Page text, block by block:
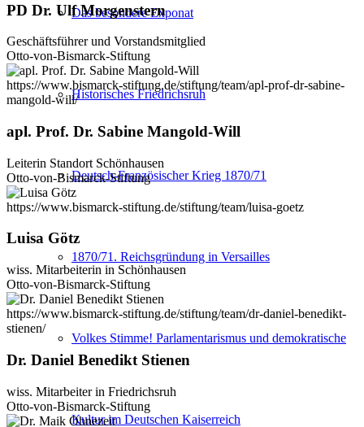
Das besondere Exponat
Historisches Friedrichsruh
Deutsch-Französischer Krieg 1870/71
1870/71. Reichsgründung in Versailles
Volkes Stimme! Parlamentarismus und demokratische
Kultur im Deutschen Kaiserreich
PD Dr. Ulf Morgenstern
Geschäftsführer und Vorstandsmitglied
Otto-von-Bismarck-Stiftung
https://www.bismarck-stiftung.de/stiftung/team/apl-prof-dr-sabine-
mangold-will/
apl. Prof. Dr. Sabine Mangold-Will
Leiterin Standort Schönhausen
Otto-von-Bismarck-Stiftung
https://www.bismarck-stiftung.de/stiftung/team/luisa-goetz
Luisa Götz
wiss. Mitarbeiterin in Schönhausen
Otto-von-Bismarck-Stiftung
https://www.bismarck-stiftung.de/stiftung/team/dr-daniel-benedikt-
stienen/
Dr. Daniel Benedikt Stienen
wiss. Mitarbeiter in Friedrichsruh
Otto-von-Bismarck-Stiftung